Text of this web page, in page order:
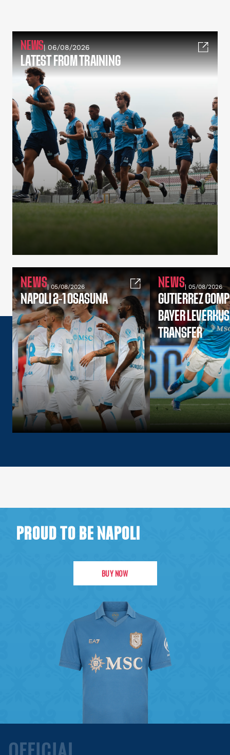
NEWS| 06/08/2026
LATEST FROM TRAINING
NEWS| 05/08/2026
NAPOLI 2-1 OSASUNA
NEWS| 05/08/2026
GUTIERREZ
BAYER
TRANSFER
PROUD TO BE NAPOLI
BUY NOW